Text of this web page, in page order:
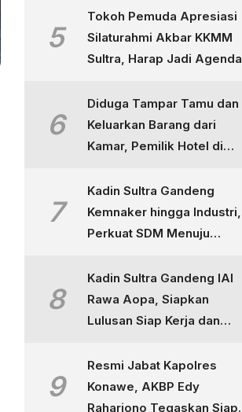
5
Tokoh Pemuda Apresiasi
Silaturahmi Akbar KKMM
Sultra, Harap Jadi Agenda
6
Diduga Tampar Tamu dan
Keluarkan Barang dari
Kamar, Pemilik Hotel di
7
Kadin Sultra Gandeng
Kemnaker hingga Industri,
Perkuat SDM Menuju
8
Kadin Sultra Gandeng IAI
Rawa Aopa, Siapkan
Lulusan Siap Kerja dan
9
Resmi Jabat Kapolres
Konawe, AKBP Edy
Raharjono Tegaskan Siap